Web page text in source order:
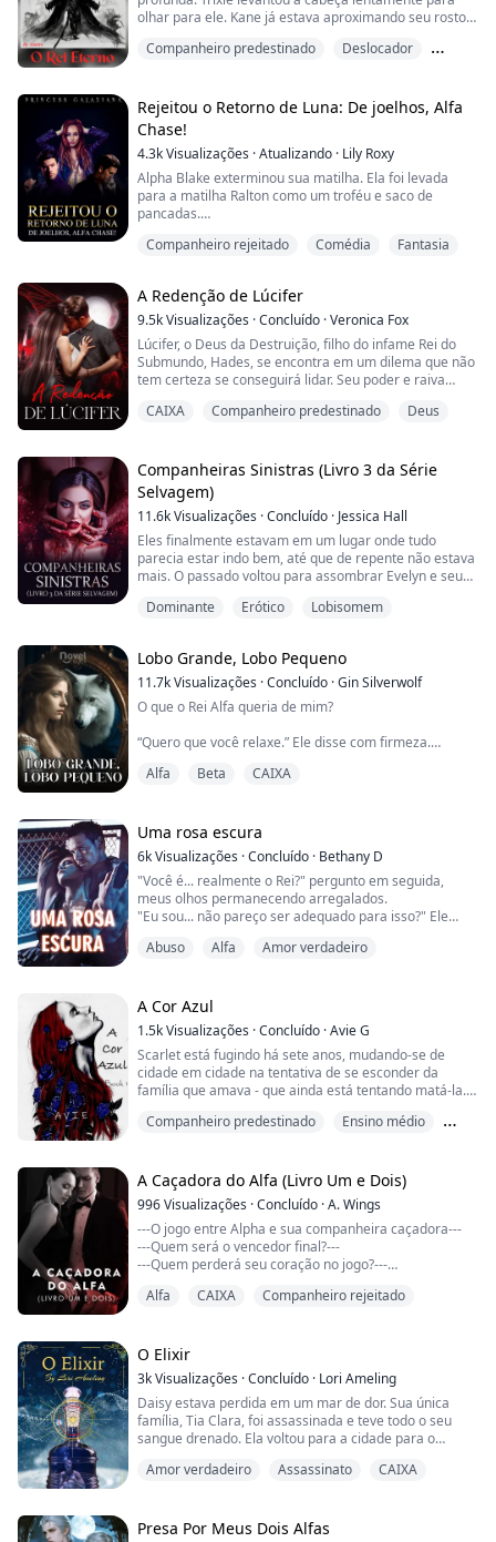
Ele é pe...
olhar para ele. Kane já estava aproximando seu rosto
dela. Ele olhou nos olhos dela, inclinou-se mais e
Ele ficou um pouco surpreso quando ela i...
Companheiro predestinado
Deslocador
Rejeitou o Retorno de Luna: De joelhos, Alfa
Chase!
4.3kVisualizações ·Atualizando · Lily Roxy
Alpha Blake exterminou sua matilha. Ela foi levada
para a matilha Ralton como um troféu e saco de
pancadas.
companheiro.
De coração partido, ela deixou a matilha e foi caçada
pelo filho do Alpha, que atirou nela.
Mas ela não morreu, nem o rejeitou.
Anos depois, uma mulher poderosa que...
Companheiro rejeitado Comédia Fantasia
A Redenção de Lúcifer
9.5kVisualizações ·Concluído ·Veronica Fox
Lúcifer, o Deus da Destruição, filho do infame Rei do
Submundo, Hades, se encontra em um dilema que não
tem certeza se conseguirá lidar. Seu poder e raiva
está tentando habitar seu corpo. Ele passa seus dias e
todos os seres vivos, como s...
CAIXA Companheiro predestinado Deus
Companheiras Sinistras (Livro 3 da Série
Selvagem)
11.6kVisualizações ·Concluído · Jessica Hall
Eles finalmente estavam em um lugar onde tudo
parecia estar indo bem, até que de repente não estava
mais. O passado voltou para assombrar Evelyn e seus
uma vingança para arruiná-los e destruir o vínculo que
eles conseguirão encontrar um caminho de vol...
Dominante Erótico Lobisomem
Lobo Grande, Lobo Pequeno
11.7kVisualizações ·Concluído ·Gin Silverwolf
O que o Rei Alfa queria de mim?
“Quero que você relaxe.” Ele disse com firmeza.
para me cobrir. Seus olhos cor de avelã se estreitaram
A matilha dela foi destruída.
Ela foi sequestrada.
Então ela perdeu tudo.
Mas, quando Layla acorda em uma matilha estrangeira
sem se lembra...
Alfa Beta CAIXA
Uma rosa escura
6kVisualizações ·Concluído · Bethany D
"Você é... realmente o Rei?" pergunto em seguida,
meus olhos permanecendo arregalados.
"Eu sou... não pareço ser adequado para isso?" Ele
esse efeito sobre mim, não sei por quê.
mantém os olhos na estrada.
"Próxima pergunta, amor?" Ele olha par...
Abuso Alfa Amor verdadeiro
A Cor Azul
1.5kVisualizações ·Concluído ·Avie G
Scarlet está fugindo há sete anos, mudando-se de
cidade em cidade na tentativa de se esconder da
família que amava - que ainda está tentando matá-la.
muda. Ela conhece uma Alcateia e a regra número um
Alfa da Alcateia Azure - incerta se po...
Companheiro predestinado
Ensino médio
A Caçadora do Alfa (Livro Um e Dois)
996Visualizações ·Concluído ·A. Wings
---O jogo entre Alpha e sua companheira caçadora---
---Quem será o vencedor final?---
---Quem perderá seu coração no jogo?---
"Você sabe que nunca me disse por que tinha esses
disse.
"Ah é? Por que 110 então?" Rogan continuou
perguntando.
Eu sorri um pouco, e Rogan me olhou confuso.
"Foi.....
Alfa CAIXA Companheiro rejeitado
O Elixir
3kVisualizações ·Concluído · Lori Ameling
Daisy estava perdida em um mar de dor. Sua única
família, Tia Clara, foi assassinada e teve todo o seu
sangue drenado. Ela voltou para a cidade para o
verdadeiro alvo. Um fantasma cujo único prazer era
para ganhar um lugar no conselho dos sete líderes; ...
Amor verdadeiro Assassinato CAIXA
Presa Por Meus Dois Alfas